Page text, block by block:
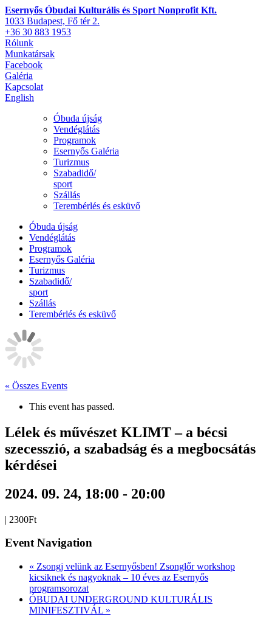
Esernyős Óbudai Kulturális és Sport Nonprofit Kft.
1033 Budapest, Fő tér 2.
+36 30 883 1953
Rólunk
Munkatársak
Facebook
Galéria
Kapcsolat
English
Óbuda újság
Vendéglátás
Programok
Esernyős Galéria
Turizmus
Szabadidő/
sport
Szállás
Terembérlés és esküvő
Óbuda újság
Vendéglátás
Programok
Esernyős Galéria
Turizmus
Szabadidő/
sport
Szállás
Terembérlés és esküvő
« Összes Events
This event has passed.
Lélek és művészet KLIMT – a bécsi
szecesszió, a szabadság és a megbocsátás
kérdései
2024. 09. 24, 18:00 - 20:00
| 2300Ft
Event Navigation
« Zsongj velünk az Esernyősben! Zsonglőr workshop
kicsiknek és nagyoknak – 10 éves az Esernyős
programsorozat
ÓBUDAI UNDERGROUND KULTURÁLIS
MINIFESZTIVÁL »